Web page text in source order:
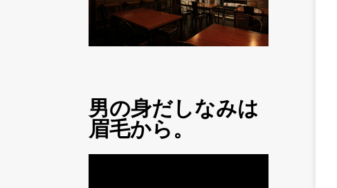
男の身だしなみは
眉毛から。